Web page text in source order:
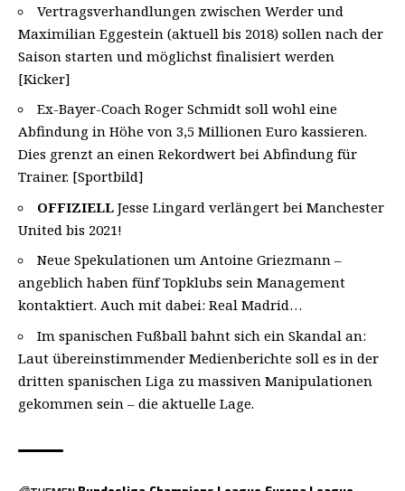
Vertragsverhandlungen zwischen Werder und
Maximilian Eggestein (aktuell bis 2018) sollen nach der
Saison starten und möglichst finalisiert werden
[Kicker]
Ex-Bayer-Coach Roger Schmidt soll wohl eine
Abfindung in Höhe von 3,5 Millionen Euro kassieren.
Dies grenzt an einen Rekordwert bei Abfindung für
Trainer. [Sportbild]
OFFIZIELL Jesse Lingard verlängert bei Manchester
United bis 2021!
Neue Spekulationen um Antoine Griezmann –
angeblich haben fünf Topklubs sein Management
kontaktiert. Auch mit dabei: Real Madrid…
Im spanischen Fußball bahnt sich ein Skandal an:
Laut übereinstimmender Medienberichte soll es in der
dritten spanischen Liga zu massiven Manipulationen
gekommen sein – die aktuelle Lage.